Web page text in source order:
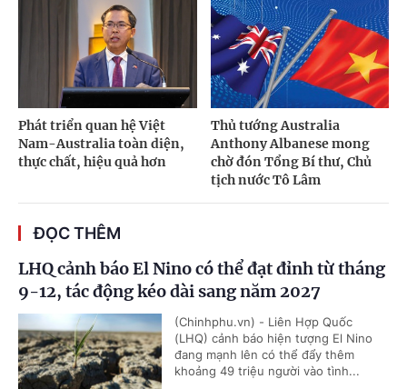
Phát triển quan hệ Việt
Nam-Australia toàn diện,
thực chất, hiệu quả hơn
Thủ tướng Australia
Anthony Albanese mong
chờ đón Tổng Bí thư, Chủ
tịch nước Tô Lâm
ĐỌC THÊM
LHQ cảnh báo El Nino có thể đạt đỉnh từ tháng
9-12, tác động kéo dài sang năm 2027
(Chinhphu.vn) - Liên Hợp Quốc
(LHQ) cảnh báo hiện tượng El Nino
đang mạnh lên có thể đẩy thêm
khoảng 49 triệu người vào tình...